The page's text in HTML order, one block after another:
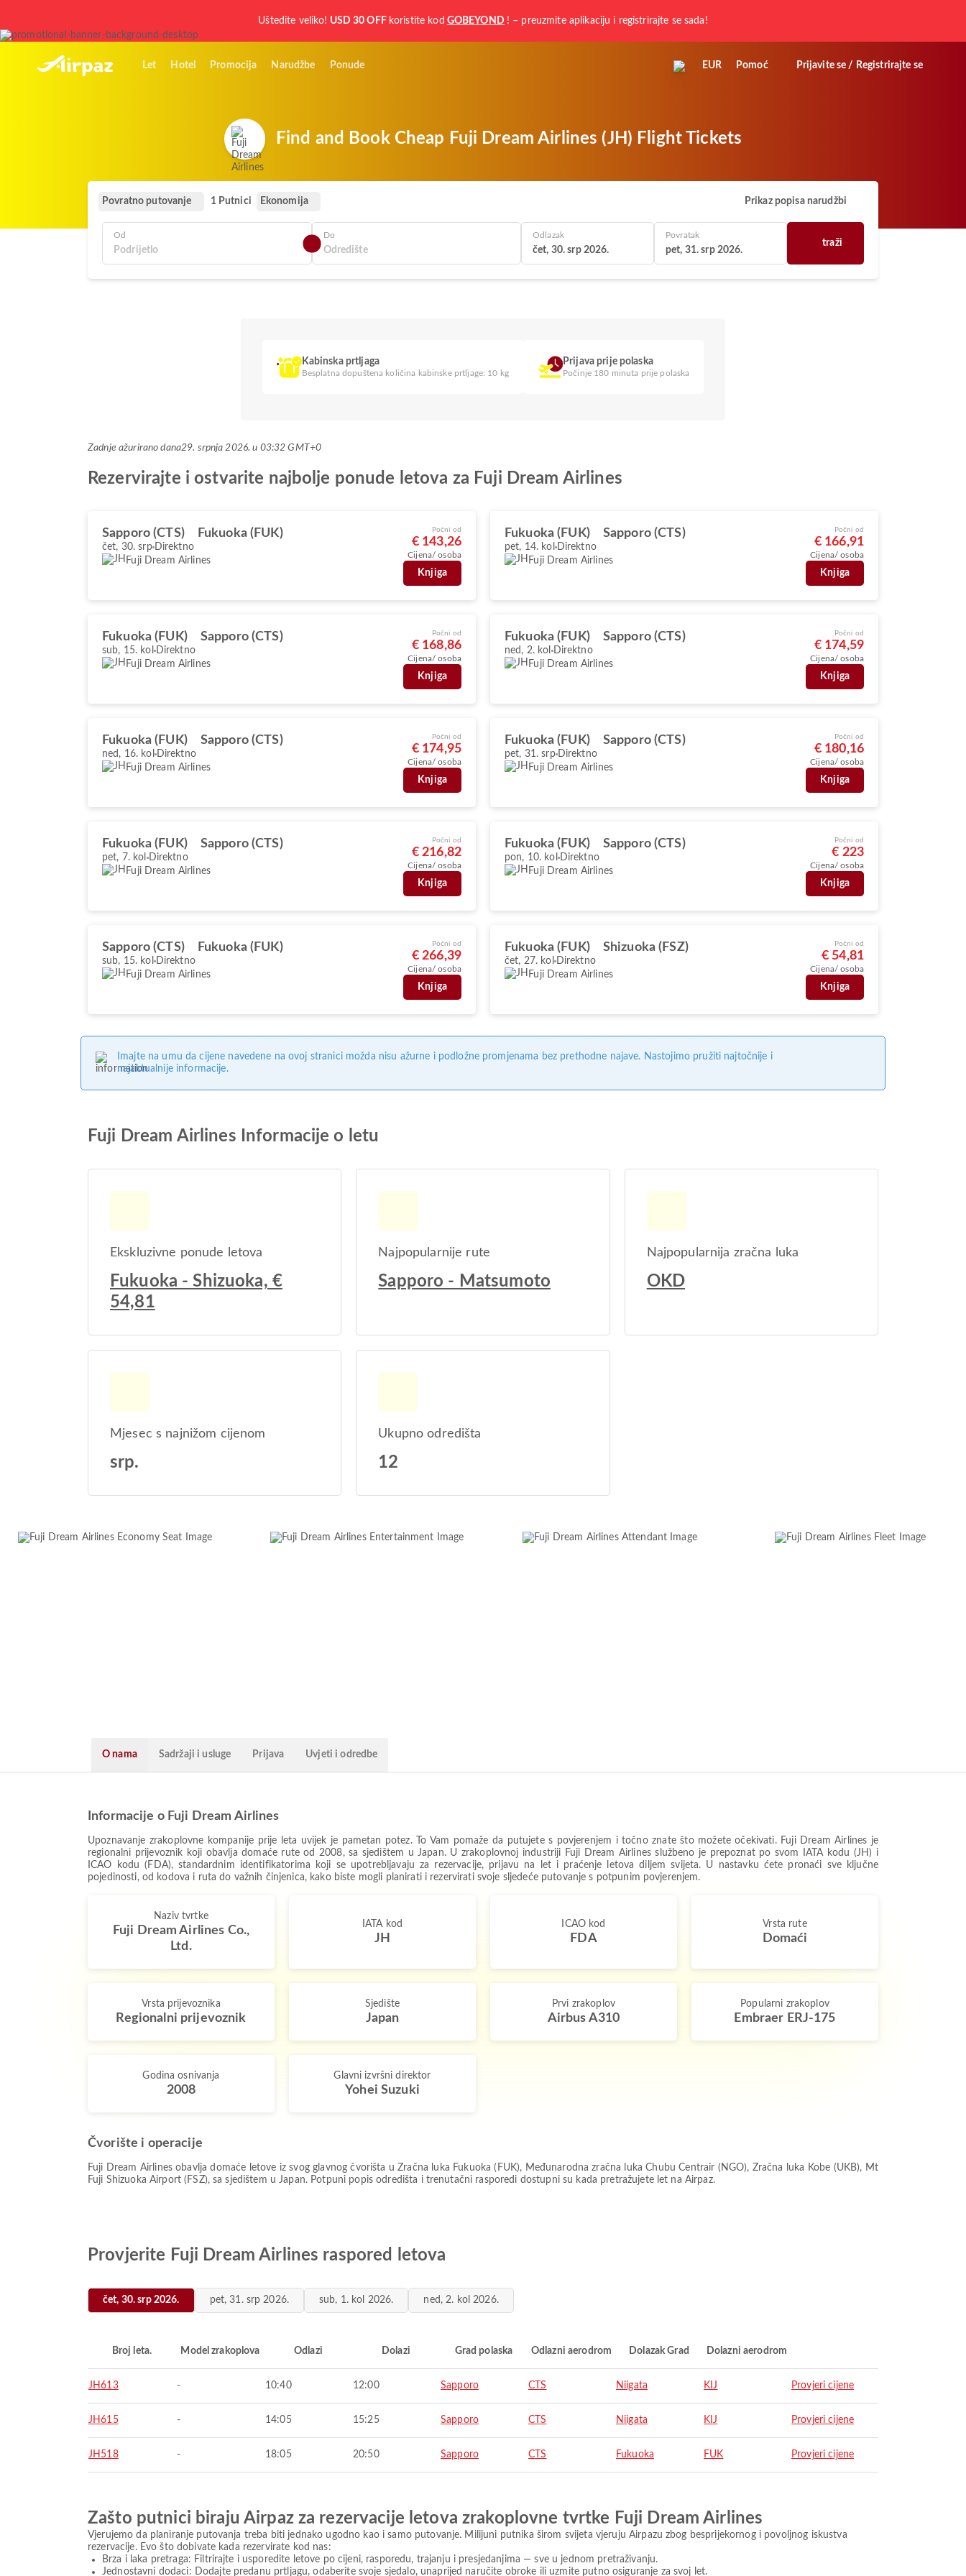
Uštedite veliko! USD 30 OFF koristite kod GOBEYOND ! – preuzmite aplikaciju i registrirajte se sada!
Let Hotel Promocija Narudžbe Ponude EUR Pomoć Prijavite se / Registrirajte se
Find and Book Cheap Fuji Dream Airlines (JH) Flight Tickets
Povratno putovanje 1 Putnici Ekonomija Prikaz popisa narudžbi
Od Do Odlazak
čet, 30. srp 2026.
Povratak
pet, 31. srp 2026.
traži
Kabinska prtljaga
Besplatna dopuštena količina kabinske prtljage: 10 kg
Prijava prije polaska
Počinje 180 minuta prije polaska
Zadnje ažurirano dana29. srpnja 2026. u 03:32 GMT+0
Rezervirajte i ostvarite najbolje ponude letova za Fuji Dream Airlines
Sapporo (CTS) Fukuoka (FUK)
čet, 30. srp Direktno
Fuji Dream Airlines
Počni od
€ 143,26
Cijena/ osoba
Knjiga
Fukuoka (FUK) Sapporo (CTS)
pet, 14. kol Direktno
Fuji Dream Airlines
Počni od
€ 166,91
Cijena/ osoba
Knjiga
Fukuoka (FUK) Sapporo (CTS)
sub, 15. kol Direktno
Fuji Dream Airlines
Počni od
€ 168,86
Cijena/ osoba
Knjiga
Fukuoka (FUK) Sapporo (CTS)
ned, 2. kol Direktno
Fuji Dream Airlines
Počni od
€ 174,59
Cijena/ osoba
Knjiga
Fukuoka (FUK) Sapporo (CTS)
ned, 16. kol Direktno
Fuji Dream Airlines
Počni od
€ 174,95
Cijena/ osoba
Knjiga
Fukuoka (FUK) Sapporo (CTS)
pet, 31. srp Direktno
Fuji Dream Airlines
Počni od
€ 180,16
Cijena/ osoba
Knjiga
Fukuoka (FUK) Sapporo (CTS)
pet, 7. kol Direktno
Fuji Dream Airlines
Počni od
€ 216,82
Cijena/ osoba
Knjiga
Fukuoka (FUK) Sapporo (CTS)
pon, 10. kol Direktno
Fuji Dream Airlines
Počni od
€ 223
Cijena/ osoba
Knjiga
Sapporo (CTS) Fukuoka (FUK)
sub, 15. kol Direktno
Fuji Dream Airlines
Počni od
€ 266,39
Cijena/ osoba
Knjiga
Fukuoka (FUK) Shizuoka (FSZ)
čet, 27. kol Direktno
Fuji Dream Airlines
Počni od
€ 54,81
Cijena/ osoba
Knjiga
Imajte na umu da cijene navedene na ovoj stranici možda nisu ažurne i podložne promjenama bez prethodne najave. Nastojimo pružiti najtočnije i
najaktualnije informacije.
Fuji Dream Airlines Informacije o letu
Ekskluzivne ponude letova
Fukuoka - Shizuoka, €
54,81
Najpopularnije rute
Sapporo - Matsumoto
Najpopularnija zračna luka
OKD
Mjesec s najnižom cijenom
srp.
Ukupno odredišta
12
O nama Sadržaji i usluge Prijava Uvjeti i odredbe
Informacije o Fuji Dream Airlines
Upoznavanje zrakoplovne kompanije prije leta uvijek je pametan potez. To Vam pomaže da putujete s povjerenjem i točno znate što možete očekivati. Fuji Dream Airlines je
regionalni prijevoznik koji obavlja domaće rute od 2008, sa sjedištem u Japan. U zrakoplovnoj industriji Fuji Dream Airlines službeno je prepoznat po svom IATA kodu (JH) i
ICAO kodu (FDA), standardnim identifikatorima koji se upotrebljavaju za rezervacije, prijavu na let i praćenje letova diljem svijeta. U nastavku ćete pronaći sve ključne
pojedinosti, od kodova i ruta do važnih činjenica, kako biste mogli planirati i rezervirati svoje sljedeće putovanje s potpunim povjerenjem.
Naziv tvrtke
Fuji Dream Airlines Co.,
Ltd.
IATA kod
JH
ICAO kod
FDA
Vrsta rute
Domaći
Vrsta prijevoznika
Regionalni prijevoznik
Sjedište
Japan
Prvi zrakoplov
Airbus A310
Popularni zrakoplov
Embraer ERJ-175
Godina osnivanja
2008
Glavni izvršni direktor
Yohei Suzuki
Čvorište i operacije
Fuji Dream Airlines obavlja domaće letove iz svog glavnog čvorišta u Zračna luka Fukuoka (FUK), Međunarodna zračna luka Chubu Centrair (NGO), Zračna luka Kobe (UKB), Mt
Fuji Shizuoka Airport (FSZ), sa sjedištem u Japan. Potpuni popis odredišta i trenutačni rasporedi dostupni su kada pretražujete let na Airpaz.
Provjerite Fuji Dream Airlines raspored letova
čet, 30. srp 2026. pet, 31. srp 2026. sub, 1. kol 2026. ned, 2. kol 2026.
Broj leta. Model zrakoplova Odlazi Dolazi Grad polaska Odlazni aerodrom Dolazak Grad Dolazni aerodrom
JH613 - 10:40 12:00 Sapporo CTS Niigata KIJ Provjeri cijene
JH615 - 14:05 15:25 Sapporo CTS Niigata KIJ Provjeri cijene
JH518 - 18:05 20:50 Sapporo CTS Fukuoka FUK Provjeri cijene
Zašto putnici biraju Airpaz za rezervacije letova zrakoplovne tvrtke Fuji Dream Airlines
Vjerujemo da planiranje putovanja treba biti jednako ugodno kao i samo putovanje. Milijuni putnika širom svijeta vjeruju Airpazu zbog besprijekornog i povoljnog iskustva
rezervacije. Evo što dobivate kada rezervirate kod nas:
Brza i laka pretraga: Filtrirajte i usporedite letove po cijeni, rasporedu, trajanju i presjedanjima — sve u jednom pretraživanju.
Jednostavni dodaci: Dodajte predanu prtljagu, odaberite svoje sjedalo, unaprijed naručite obroke ili uzmite putno osiguranje za svoj let.